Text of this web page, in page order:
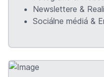
Newslettere &
Sociálne médiá &